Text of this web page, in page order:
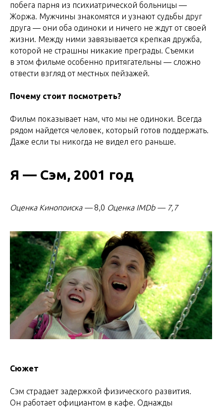
побега парня из психиатрической больницы —
Жоржа. Мужчины знакомятся и узнают судьбы друг
друга — они оба одиноки и ничего не ждут от своей
жизни. Между ними завязывается крепкая дружба,
которой не страшны никакие преграды. Съемки
в этом фильме особенно притягательны — сложно
отвести взгляд от местных пейзажей.
Почему стоит посмотреть?
Фильм показывает нам, что мы не одиноки. Всегда
рядом найдется человек, который готов поддержать.
Даже если ты никогда не видел его раньше.
Я — Сэм, 2001 год
Оценка Кинопоиска —8,0 Оценка IMDb — 7,7
Сюжет
Сэм страдает задержкой физического развития.
Он работает официантом в кафе. Однажды